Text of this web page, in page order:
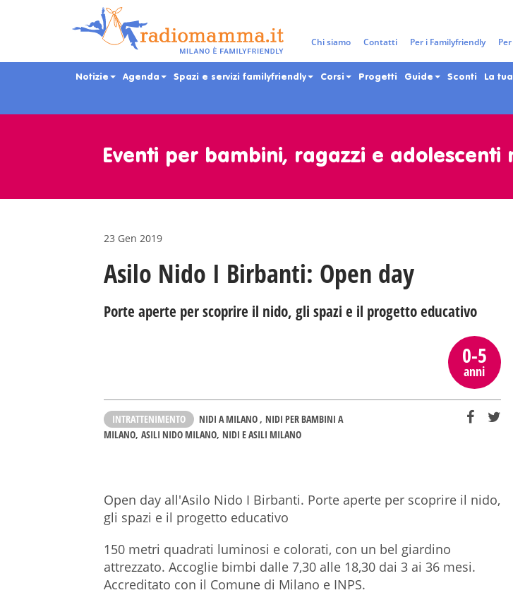
Chi siamo Contatti Per i Familyfriendly
Notizie Agenda Spazi e servizi familyfriendly Corsi Progetti Guide Sconti La
Eventi per bambini, ragazzi e
23 Gen 2019
Asilo Nido I Birbanti: Open day
Porte aperte per scoprire il nido, gli spazi e il progetto educativo
0-5
anni
INTRATTENIMENTO NIDI A MILANO
NIDI PER BAMBINI A
MILANO ASILI NIDO MILANO NIDI E ASILI MILANO
Open day all'Asilo Nido I Birbanti. Porte aperte per scoprire il nido,
gli spazi e il progetto educativo
150 metri quadrati luminosi e colorati, con un bel giardino
attrezzato. Accoglie bimbi dalle 7,30 alle 18,30 dai 3 ai 36 mesi.
Accreditato con il Comune di Milano e INPS.